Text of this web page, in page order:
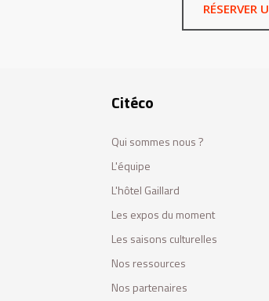
RÉSERVER
Citéco
Qui sommes nous ?
L'équipe
L'hôtel Gaillard
Les expos du moment
Les saisons culturelles
Nos ressources
Nos partenaires